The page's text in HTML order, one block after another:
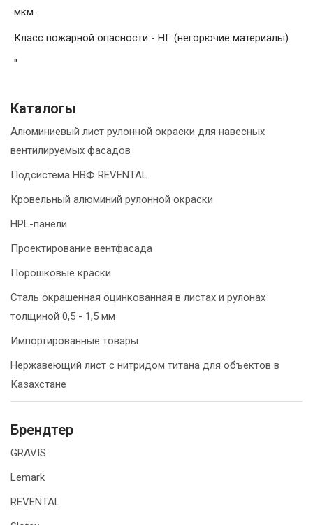
мкм.
Класс пожарной опасности - НГ (негорючие материалы).
"
Каталогы
Алюминиевый лист рулонной окраски для навесных
вентилируемых фасадов
Подсистема НВФ REVENTAL
Кровельный алюминий рулонной окраски
HPL-панели
Проектирование вентфасада
Порошковые краски
Сталь окрашенная оцинкованная в листах и рулонах
толщиной 0,5 - 1,5 мм
Импортированные товары
Нержавеющий лист с нитридом титана для объектов в
Казахстане
Брендтер
GRAVIS
Lemark
REVENTAL